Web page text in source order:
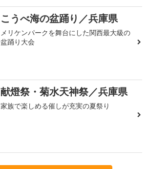
こうべ海の盆踊り／兵庫県
メリケンパークを舞台にした関西最大級の
盆踊り大会
献燈祭・菊水天神祭／兵庫県
家族で楽しめる催しが充実の夏祭り